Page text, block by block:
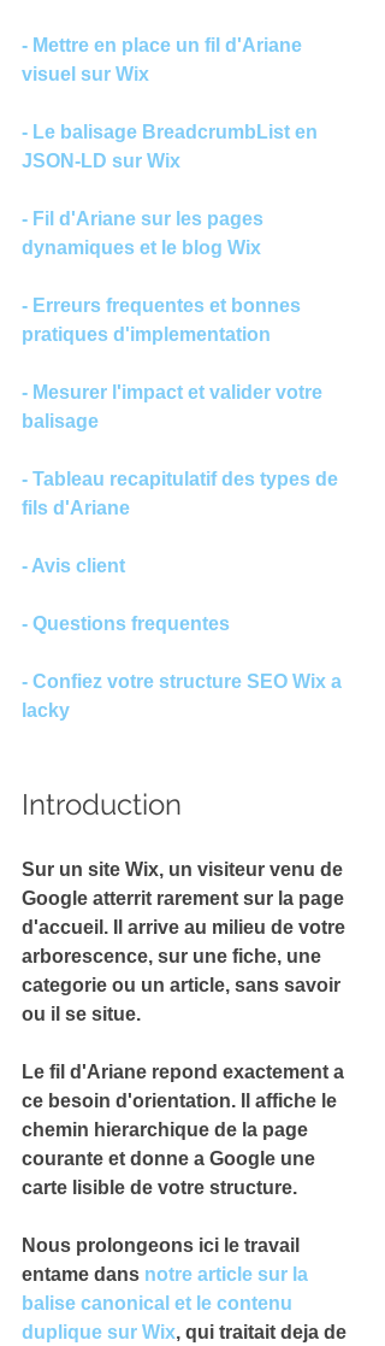
- Mettre en place un fil d'Ariane
visuel sur Wix
- Le balisage BreadcrumbList en
JSON-LD sur Wix
- Fil d'Ariane sur les pages
dynamiques et le blog Wix
- Erreurs frequentes et bonnes
pratiques d'implementation
- Mesurer l'impact et valider votre
balisage
- Tableau recapitulatif des types de
fils d'Ariane
- Avis client
- Questions frequentes
- Confiez votre structure SEO Wix a
lacky
Introduction
Sur un site Wix, un visiteur venu de
Google atterrit rarement sur la page
d'accueil. Il arrive au milieu de votre
arborescence, sur une fiche, une
categorie ou un article, sans savoir
ou il se situe.
Le fil d'Ariane repond exactement a
ce besoin d'orientation. Il affiche le
chemin hierarchique de la page
courante et donne a Google une
carte lisible de votre structure.
Nous prolongeons ici le travail
entame dans notre article sur la
balise canonical et le contenu
duplique sur Wix, qui traitait deja de